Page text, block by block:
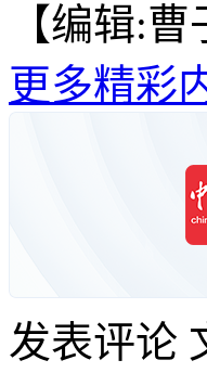
【编辑:曹
更多精彩
发表评论